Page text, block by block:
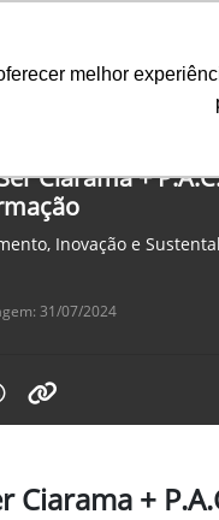
melhor
Ciarama +
Inovação e
31/07/2024
Ciarama +